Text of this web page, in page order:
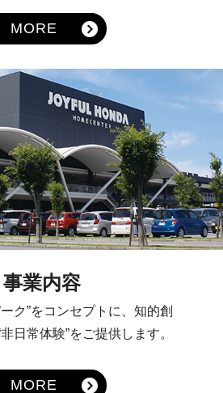
MORE
事業内容
ク”をコンセプトに、知的創
日常体験”をご提供します。
MORE